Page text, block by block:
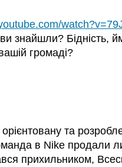
знайшли? Бідність,
громаді?
орієнтовану та
в Nike продали
прихильником,